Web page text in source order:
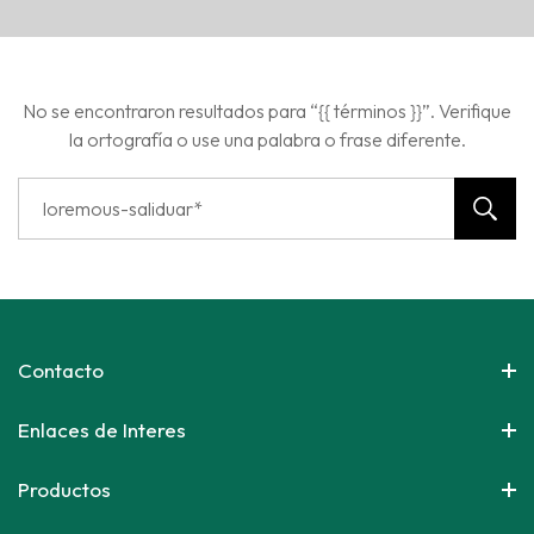
No se encontraron resultados para “{{ términos }}”. Verifique
la ortografía o use una palabra o frase diferente.
Contacto
Enlaces de Interes
Productos